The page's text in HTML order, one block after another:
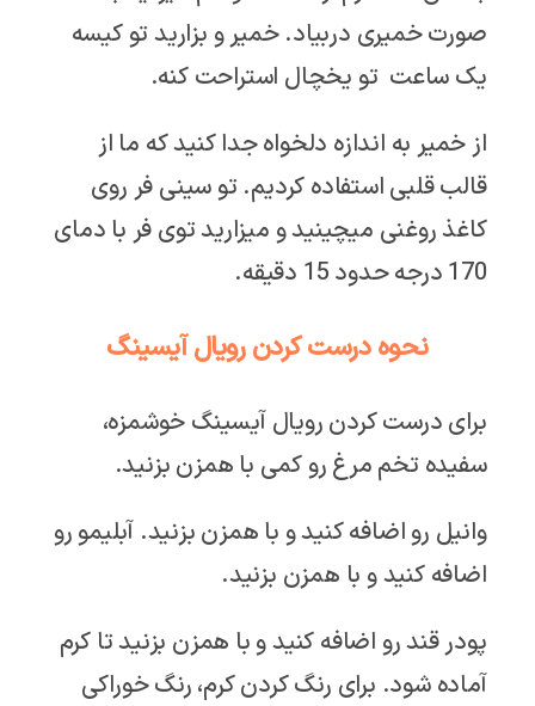
صورت خمیری دربیاد. خمیر و بزارید تو کیسه
یک ساعت تو یخچال استراحت کنه.
از خمیر به اندازه دلخواه جدا کنید که ما از
قالب قلبی استفاده کردیم. تو سینی فر روی
کاغذ روغنی میچینید و میزارید توی فر با دمای
170 درجه حدود 15 دقیقه.
نحوه درست کردن رویال آیسینگ
برای درست کردن رویال آیسینگ خوشمزه،
سفیده تخم مرغ رو کمی با همزن بزنید.
وانیل رو اضافه کنید و با همزن بزنید. آبلیمو رو
اضافه کنید و با همزن بزنید.
پودر قند رو اضافه کنید و با همزن بزنید تا کرم
آماده شود. برای رنگ کردن کرم، رنگ خوراکی